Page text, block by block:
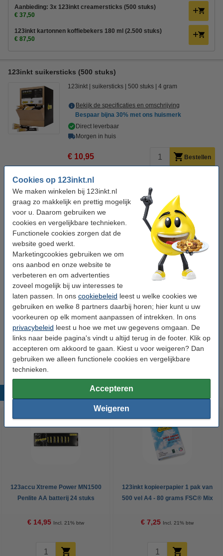
Cookies op 123inkt.nl
We maken winkelen bij 123inkt.nl
graag zo makkelijk en prettig mogelijk
voor u. Daarom gebruiken we
cookies en vergelijkbare technieken.
Functionele cookies zorgen dat de
website goed werkt.
Marketingcookies gebruiken we om
ons aanbod en onze website te
verbeteren en om advertenties
zoveel mogelijk bij uw interesses te
laten passen. In ons cookiebeleid leest u welke cookies we
gebruiken en welke 8 partners daarbij horen; hier kunt u uw
voorkeuren op elk moment aanpassen of intrekken. In ons
privacybeleid leest u hoe we met uw gegevens omgaan. De
links naar beide pagina's vindt u altijd terug in de footer. Klik op
accepteren om akkoord te gaan. Kiest u voor weigeren? Dan
gebruiken we alleen functionele cookies en vergelijkbare
technieken.
Accepteren
Weigeren
Aanbieding: 3x 123inkt creamersticks (500 stuks)
€ 37,50
123inkt kartonnen koffiebekers 180 ml (2.500 stuks)
€ 87,50
123inkt suikersticks (500 stuks)
123inkt suikersticks 500 stuks 4 gram
Bekijk de specificaties en omschrijving
Bespaar bijna 30% met ons huismerk
Direct leverbaar
Morgen in huis
€ 10,95 Bestellen
Winstpakker!
Aanbieding: 3x 123inkt suikersticks (500 stuks)
€ 28,50
Aanbieding: 6x 123inkt suikersticks (500 stuks)
€ 53,50
Combi deal: 123inkt creamersticks (500 stuks) + 123inkt
suikersticks (500 stuks)
Tip: meebestellen
123inkt houten roerstaafjes 110 mm (2000 stuks) FSC®
100%
€ 6,95
123inkt creamersticks (500 stuks)
€ 13,95
Euro Cream koffiemelk cups (200 stuks)
€ 11,95
Populaire producten
123accu Xtreme Power MN1500
Penlite AA batterij 24 stuks
€ 14,95 Incl. 21% btw
123inkt kopieerpapier 1 pak van
500 vel A4 - 80 grams FSC® Mix
€ 7,25 Incl. 21% btw